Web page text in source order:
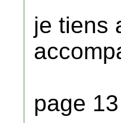
je tiens
page